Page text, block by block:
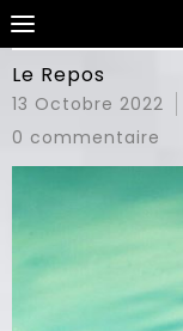
Le Repos
13 Octobre 2022
0 commentaire